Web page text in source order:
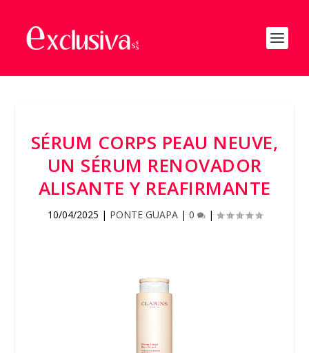
SÉRUM CORPS PEAU NEUVE,
UN SÉRUM RENOVADOR
ALISANTE Y REAFIRMANTE
10/04/2025 | PONTE GUAPA| 0 |